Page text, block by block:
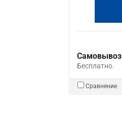
Самовывоз
Бесплатно.
Сравнение